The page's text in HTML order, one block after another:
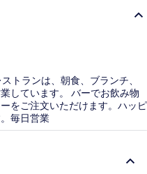
トランは、朝食、ブランチ、
しています。 バーでお飲み物
をご注文いただけます。ハッピ
毎日営業